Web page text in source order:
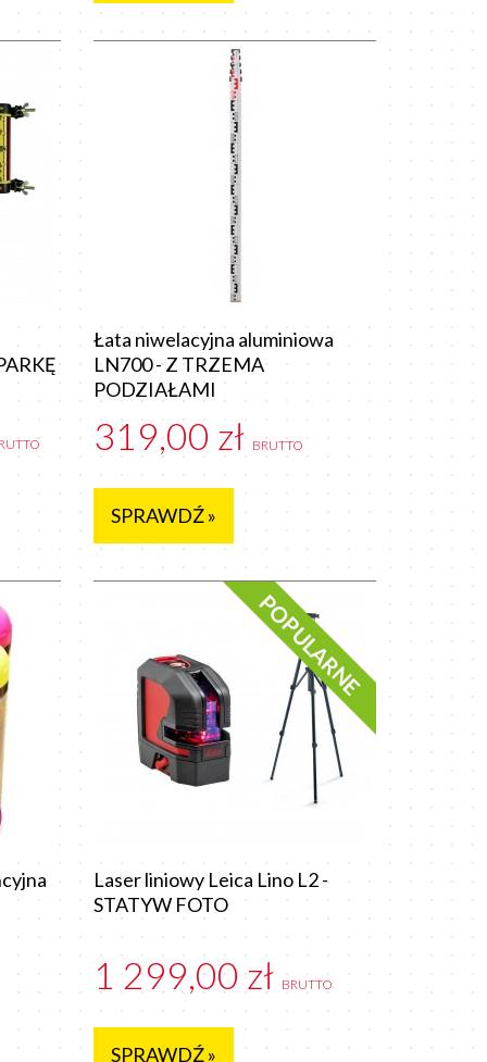
Łata niwelacyjna aluminiowa
LN700 - Z TRZEMA
PODZIAŁAMI
319,00 zł BRUTTO
SPRAWDŹ »
POPULARNE
Laser liniowy Leica Lino L2 -
STATYW FOTO
1 299,00 zł BRUTTO
SPRAWDŹ »